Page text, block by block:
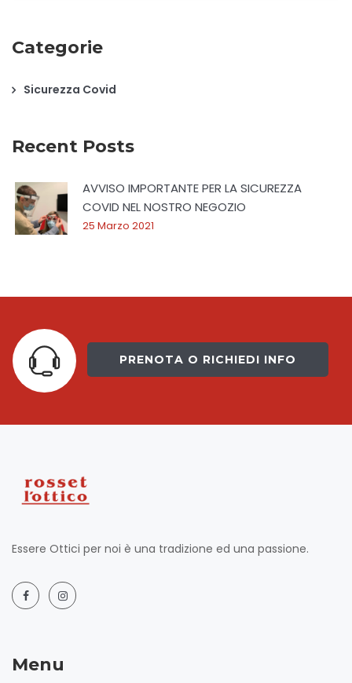
Categorie
Sicurezza Covid
Recent Posts
AVVISO IMPORTANTE PER LA SICUREZZA
COVID NEL NOSTRO NEGOZIO
25 Marzo 2021
PRENOTA O RICHIEDI INFO
Essere Ottici per noi è una tradizione ed una passione.
Menu